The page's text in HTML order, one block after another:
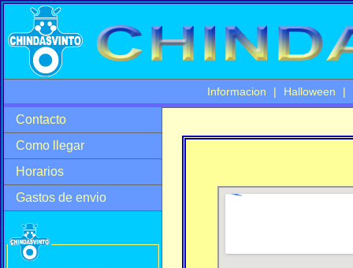
Informacion | Halloween |
Contacto
Como llegar
Horarios
Gastos de envio